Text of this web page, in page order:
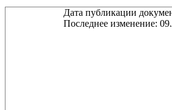
Дата публикации
Последнее изменение: